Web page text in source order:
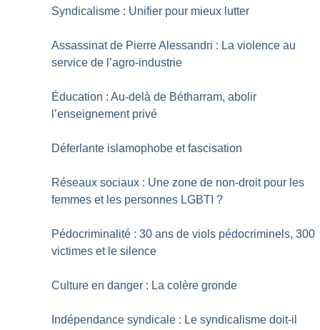
Syndicalisme : Unifier pour mieux lutter
Assassinat de Pierre Alessandri : La violence au
service de l’agro-industrie
Éducation : Au-delà de Bétharram, abolir
l’enseignement privé
Déferlante islamophobe et fascisation
Réseaux sociaux : Une zone de non-droit pour les
femmes et les personnes LGBTI ?
Pédocriminalité : 30 ans de viols pédocriminels, 300
victimes et le silence
Culture en danger : La colère gronde
Indépendance syndicale : Le syndicalisme doit-il